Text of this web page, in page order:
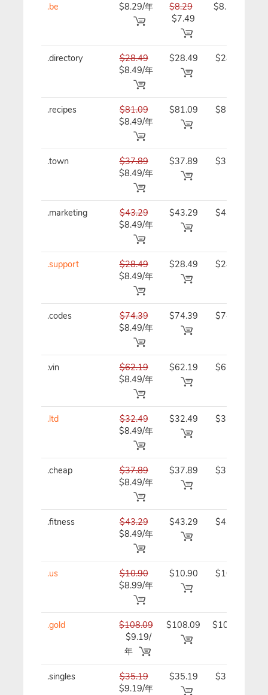
.be $8.29/年
$8.29
$7.49
$8.29/年
.directory
$28.49
$8.49/年
$28.49
$28.49/
.recipes
$81.09
$8.49/年
$81.09
$81.09/
.town
$37.89
$8.49/年
$37.89
$37.89/
.marketing
$43.29
$8.49/年
$43.29
$43.29/
.support
$28.49
$8.49/年
$28.49
$28.49/
.codes
$74.39
$8.49/年
$74.39
$74.39/
.vin
$62.19
$8.49/年
$62.19
$62.19/
.ltd
$32.49
$8.49/年
$32.49
$32.49/
.cheap
$37.89
$8.49/年
$37.89
$37.89/
.fitness
$43.29
$8.49/年
$43.29
$43.29/
.us
$10.90
$8.99/年
$10.90
$10.90/
.gold
$108.09
$9.19/
年
$108.09
$108.09/
.singles
$35.19
$9.19/年
$35.19
$35.19/